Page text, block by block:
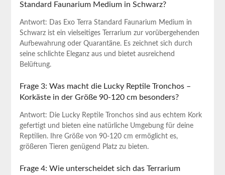
Standard Faunarium Medium in Schwarz?
Antwort: Das Exo Terra Standard Faunarium Medium in
Schwarz ist ein vielseitiges Terrarium zur vorübergehenden
Aufbewahrung oder Quarantäne. Es zeichnet sich durch
seine schlichte Eleganz aus und bietet ausreichend
Belüftung.
Frage 3: Was macht die Lucky Reptile Tronchos –
Korkäste in der Größe 90-120 cm besonders?
Antwort: Die Lucky Reptile Tronchos sind aus echtem Kork
gefertigt und bieten eine natürliche Umgebung für deine
Reptilien. Ihre Größe von 90-120 cm ermöglicht es,
größeren Tieren genügend Platz zu bieten.
Frage 4: Wie unterscheidet sich das Terrarium